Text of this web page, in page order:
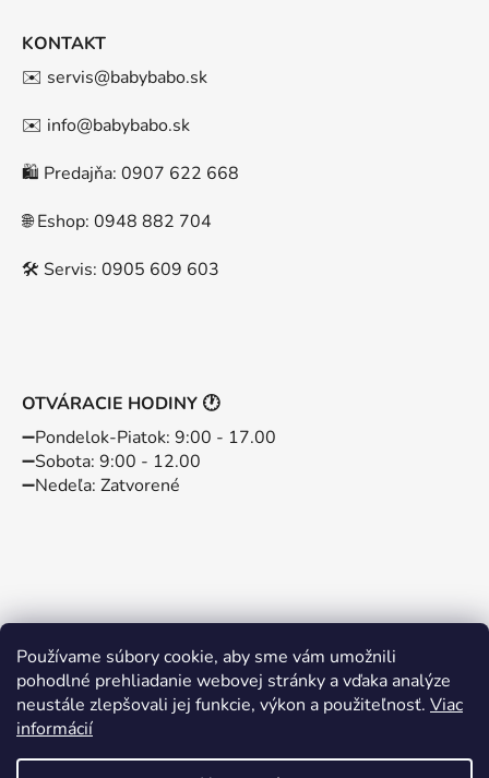
Používame súbory cookie, aby sme vám umožnili
pohodlné prehliadanie webovej stránky a vďaka analýze
neustále zlepšovali jej funkcie, výkon a použiteľnosť. Viac
informácií
KONTAKT
✉️ servis@babybabo.sk
✉️ info@babybabo.sk
🛍️ Predajňa: 0907 622 668
🌐 Eshop: 0948 882 704
🛠️ Servis: 0905 609 603
OTVÁRACIE HODINY 🕐
➖️Pondelok-Piatok: 9:00 - 17.00
➖️Sobota: 9:00 - 12.00
➖️Nedeľa: Zatvorené
Instagram Facebook